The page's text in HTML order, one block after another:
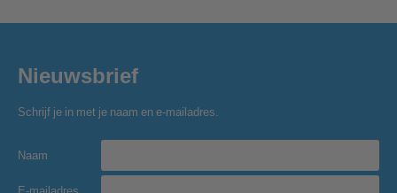
Nieuwsbrief
Schrijf je in met je naam en e-mailadres.
Naam